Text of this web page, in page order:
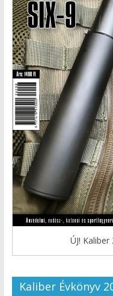
ÚJ!
Kaliber Évkönyv